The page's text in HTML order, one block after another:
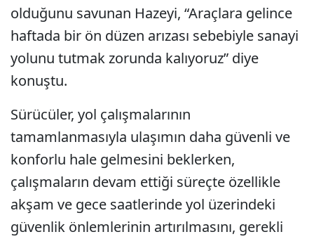
olduğunu savunan Hazeyi, “Araçlara gelince
haftada bir ön düzen arızası sebebiyle sanayi
yolunu tutmak zorunda kalıyoruz” diye
konuştu.
Sürücüler, yol çalışmalarının
tamamlanmasıyla ulaşımın daha güvenli ve
konforlu hale gelmesini beklerken,
çalışmaların devam ettiği süreçte özellikle
akşam ve gece saatlerinde yol üzerindeki
güvenlik önlemlerinin artırılmasını, gerekli